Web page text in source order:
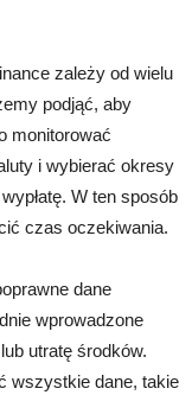
zależy od wielu
podjąć, aby
monitorować
i wybierać okresy
W ten sposób
czas oczekiwania.
dane
wprowadzone
utratę środków.
wszystkie dane, takie